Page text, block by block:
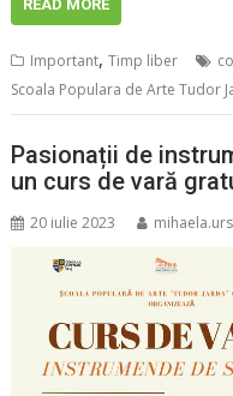
READ MORE
Important,Timp liber
Scoala Populara de Arte Tudor
Pasionații de
un curs de vară
20 iulie 2023